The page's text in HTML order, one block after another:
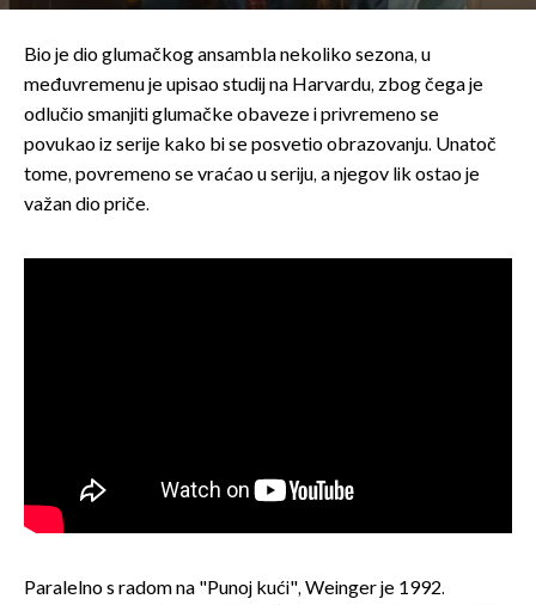
Bio je dio glumačkog ansambla nekoliko sezona, u
međuvremenu je upisao studij na Harvardu, zbog čega je
odlučio smanjiti glumačke obaveze i privremeno se
povukao iz serije kako bi se posvetio obrazovanju. Unatoč
tome, povremeno se vraćao u seriju, a njegov lik ostao je
važan dio priče.
Paralelno s radom na "Punoj kući", Weinger je 1992.